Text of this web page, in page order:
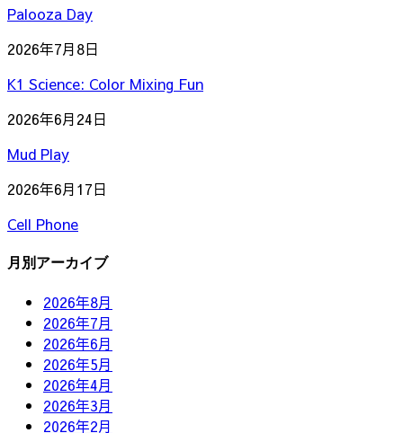
Palooza Day
2026年7月8日
K1 Science: Color Mixing Fun
2026年6月24日
Mud Play
2026年6月17日
Cell Phone
月別アーカイブ
2026年8月
2026年7月
2026年6月
2026年5月
2026年4月
2026年3月
2026年2月